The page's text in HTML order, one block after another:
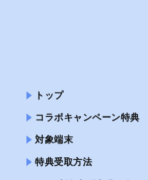
トップ
コラボキャンペーン特典
対象端末
特典受取方法